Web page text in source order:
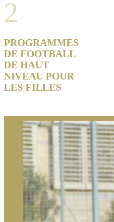
2
PROGRAMMES
DE FOOTBALL
DE HAUT
NIVEAU POUR
LES FILLES